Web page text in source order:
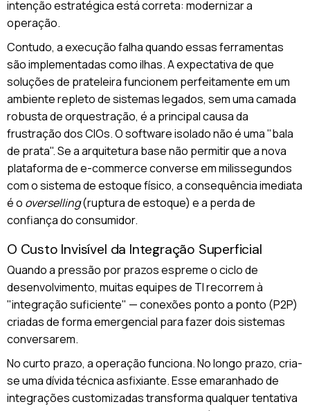
intenção estratégica está correta: modernizar a
operação.
Contudo, a execução falha quando essas ferramentas
são implementadas como ilhas. A expectativa de que
soluções de prateleira funcionem perfeitamente em um
ambiente repleto de sistemas legados, sem uma camada
robusta de orquestração, é a principal causa da
frustração dos CIOs. O software isolado não é uma "bala
de prata". Se a arquitetura base não permitir que a nova
plataforma de e-commerce converse em milissegundos
com o sistema de estoque físico, a consequência imediata
é o overselling(ruptura de estoque) e a perda de
confiança do consumidor.
O Custo Invisível da Integração Superficial
Quando a pressão por prazos espreme o ciclo de
desenvolvimento, muitas equipes de TI recorrem à
"integração suficiente" — conexões ponto a ponto (P2P)
criadas de forma emergencial para fazer dois sistemas
conversarem.
No curto prazo, a operação funciona. No longo prazo, cria-
se uma dívida técnica asfixiante. Esse emaranhado de
integrações customizadas transforma qualquer tentativa